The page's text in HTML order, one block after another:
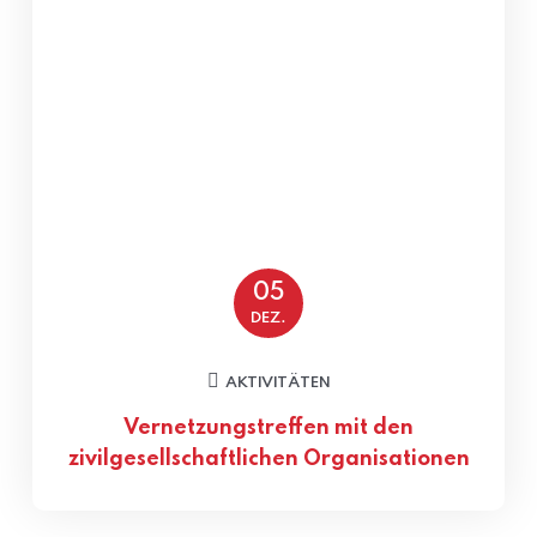
05
DEZ.
AKTIVITÄTEN
Vernetzungstreffen mit den
zivilgesellschaftlichen Organisationen